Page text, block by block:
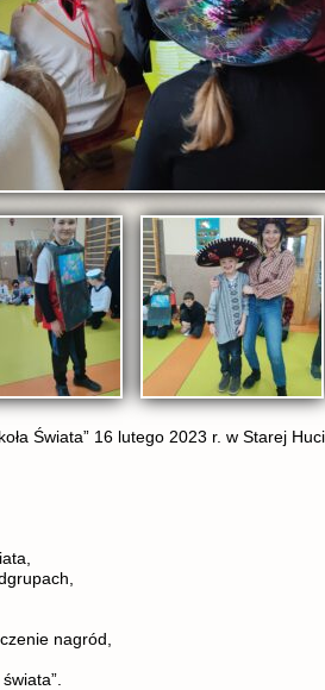
Świata” 16 lutego 2023 r. w Starej
nagród,